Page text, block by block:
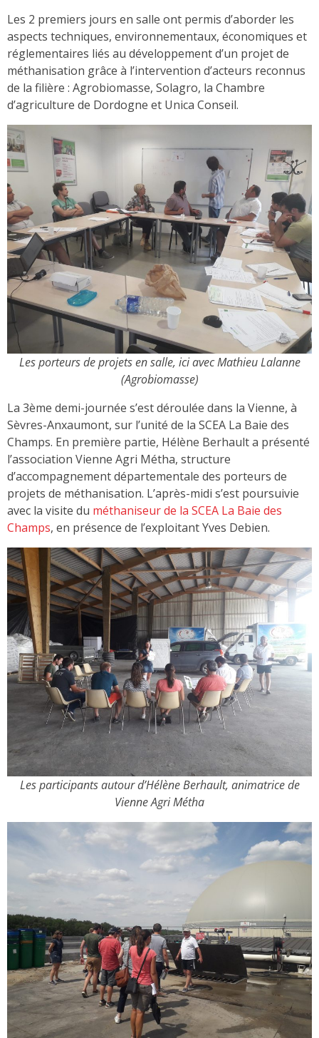
Les 2 premiers jours en salle ont permis d’aborder les
aspects techniques, environnementaux, économiques et
réglementaires liés au développement d’un projet de
méthanisation grâce à l’intervention d’acteurs reconnus
de la filière : Agrobiomasse, Solagro, la Chambre
d’agriculture de Dordogne et Unica Conseil.
Les porteurs de projets en salle, ici avec Mathieu Lalanne
(Agrobiomasse)
La 3ème demi-journée s’est déroulée dans la Vienne, à
Sèvres-Anxaumont, sur l’unité de la SCEA La Baie des
Champs. En première partie, Hélène Berhault a présenté
l’association Vienne Agri Métha, structure
d’accompagnement départementale des porteurs de
projets de méthanisation. L’après-midi s’est poursuivie
avec la visite du méthaniseur de la SCEA La Baie des
Champs, en présence de l’exploitant Yves Debien.
Les participants autour d’Hélène Berhault, animatrice de
Vienne Agri Métha